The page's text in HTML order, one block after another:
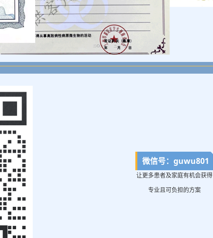
微信号：guwu801
让更多患者及家庭有机会获得
专业且可负担的方案